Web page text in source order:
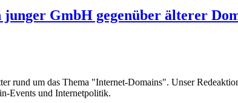
GmbH gegenüber älterer
rund um das Thema "Internet-Domains". Unser
Events und Internetpolitik.